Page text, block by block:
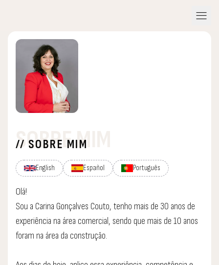
menu
// SOBRE MIM
SOBRE MIM
English Español Português
Olá!
Sou a Carina Gonçalves Couto, tenho mais de 30 anos de
experiência na área comercial, sendo que mais de 10 anos
foram na área da construção.